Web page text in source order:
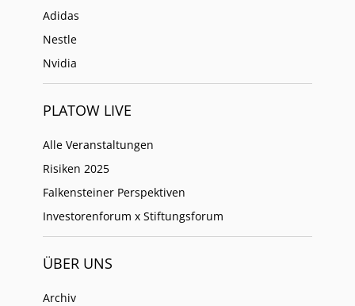
Adidas
Nestle
Nvidia
PLATOW LIVE
Alle Veranstaltungen
Risiken 2025
Falkensteiner Perspektiven
Investorenforum x Stiftungsforum
ÜBER UNS
Archiv